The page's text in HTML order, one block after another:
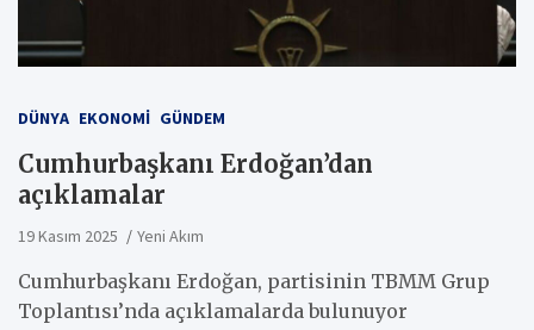
DÜNYA EKONOMI GÜNDEM
Cumhurbaşkanı Erdoğan’dan
açıklamalar
19 Kasım 2025 Yeni Akım
Cumhurbaşkanı Erdoğan, partisinin TBMM Grup
Toplantısı’nda açıklamalarda bulunuyor